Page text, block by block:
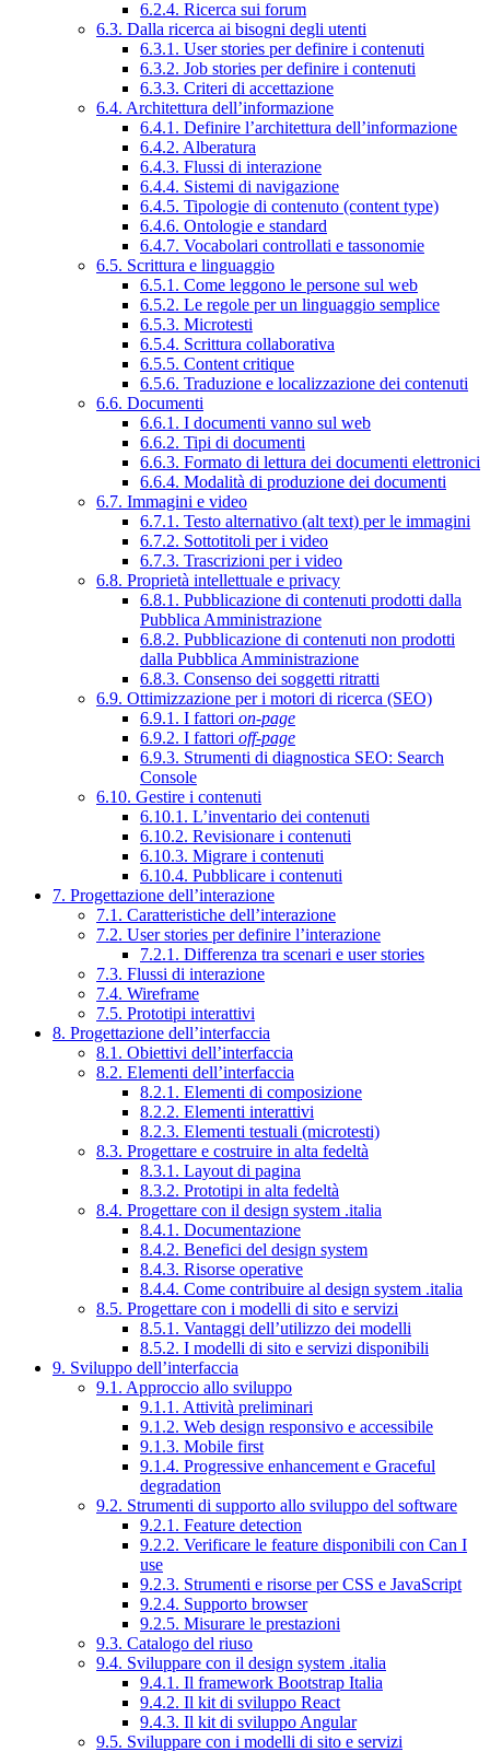
6.2.4. Ricerca sui forum
6.3. Dalla ricerca ai bisogni degli utenti
6.3.1. User stories per definire i contenuti
6.3.2. Job stories per definire i contenuti
6.3.3. Criteri di accettazione
6.4. Architettura dell’informazione
6.4.1. Definire l’architettura dell’informazione
6.4.2. Alberatura
6.4.3. Flussi di interazione
6.4.4. Sistemi di navigazione
6.4.5. Tipologie di contenuto (content type)
6.4.6. Ontologie e standard
6.4.7. Vocabolari controllati e tassonomie
6.5. Scrittura e linguaggio
6.5.1. Come leggono le persone sul web
6.5.2. Le regole per un linguaggio semplice
6.5.3. Microtesti
6.5.4. Scrittura collaborativa
6.5.5. Content critique
6.5.6. Traduzione e localizzazione dei contenuti
6.6. Documenti
6.6.1. I documenti vanno sul web
6.6.2. Tipi di documenti
6.6.3. Formato di lettura dei documenti elettronici
6.6.4. Modalità di produzione dei documenti
6.7. Immagini e video
6.7.1. Testo alternativo (alt text) per le immagini
6.7.2. Sottotitoli per i video
6.7.3. Trascrizioni per i video
6.8. Proprietà intellettuale e privacy
6.8.1. Pubblicazione di contenuti prodotti dalla
Pubblica Amministrazione
6.8.2. Pubblicazione di contenuti non prodotti
dalla Pubblica Amministrazione
6.8.3. Consenso dei soggetti ritratti
6.9. Ottimizzazione per i motori di ricerca (SEO)
6.9.1. I fattori on-page
6.9.2. I fattori off-page
6.9.3. Strumenti di diagnostica SEO: Search
Console
6.10. Gestire i contenuti
6.10.1. L’inventario dei contenuti
6.10.2. Revisionare i contenuti
6.10.3. Migrare i contenuti
6.10.4. Pubblicare i contenuti
7. Progettazione dell’interazione
7.1. Caratteristiche dell’interazione
7.2. User stories per definire l’interazione
7.2.1. Differenza tra scenari e user stories
7.3. Flussi di interazione
7.4. Wireframe
7.5. Prototipi interattivi
8. Progettazione dell’interfaccia
8.1. Obiettivi dell’interfaccia
8.2. Elementi dell’interfaccia
8.2.1. Elementi di composizione
8.2.2. Elementi interattivi
8.2.3. Elementi testuali (microtesti)
8.3. Progettare e costruire in alta fedeltà
8.3.1. Layout di pagina
8.3.2. Prototipi in alta fedeltà
8.4. Progettare con il design system .italia
8.4.1. Documentazione
8.4.2. Benefici del design system
8.4.3. Risorse operative
8.4.4. Come contribuire al design system .italia
8.5. Progettare con i modelli di sito e servizi
8.5.1. Vantaggi dell’utilizzo dei modelli
8.5.2. I modelli di sito e servizi disponibili
9. Sviluppo dell’interfaccia
9.1. Approccio allo sviluppo
9.1.1. Attività preliminari
9.1.2. Web design responsivo e accessibile
9.1.3. Mobile first
9.1.4. Progressive enhancement e Graceful
degradation
9.2. Strumenti di supporto allo sviluppo del software
9.2.1. Feature detection
9.2.2. Verificare le feature disponibili con Can I
use
9.2.3. Strumenti e risorse per CSS e JavaScript
9.2.4. Supporto browser
9.2.5. Misurare le prestazioni
9.3. Catalogo del riuso
9.4. Sviluppare con il design system .italia
9.4.1. Il framework Bootstrap Italia
9.4.2. Il kit di sviluppo React
9.4.3. Il kit di sviluppo Angular
9.5. Sviluppare con i modelli di sito e servizi